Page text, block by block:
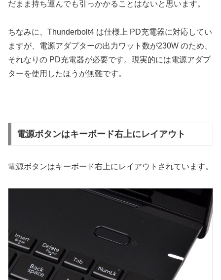
だまま持ち運んでも引っかかることはないと思います。
ちなみに、Thunderbolt4 は仕様上 PD充電器に対応してい
ますが、電源アダプターの出力ワット数が230W のため、
それなりの PD充電器が必要です。現実的には電源アダプ
ターを使用したほうが無難です。
電源ボタンはキーボード右上にレイアウト
電源ボタンはキーボード右上にレイアウトされています。